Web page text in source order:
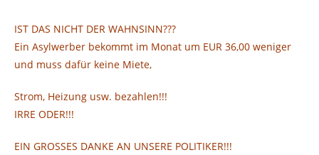
IST DAS NICHT DER WAHNSINN???
Ein Asylwerber bekommt im Monat um EUR 36,00 weniger
und muss dafür keine Miete,
Strom, Heizung usw. bezahlen!!!
IRRE ODER!!!
EIN GROSSES DANKE AN UNSERE POLITIKER!!!